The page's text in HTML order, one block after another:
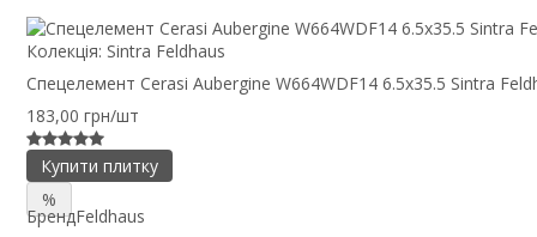
Колекція: Sintra Feldhaus
Спецелемент Cerasi Aubergine W664WDF14 6.5x35.5 Sintra
183,00 грн/шт
Купити плитку
%
БрендFeldhaus